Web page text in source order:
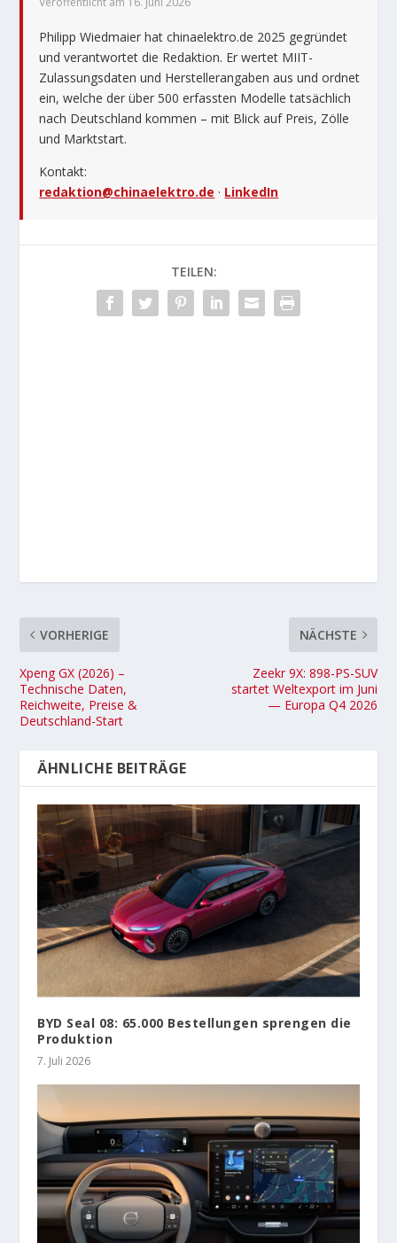
Philipp Wiedmaier hat chinaelektro.de 2025 gegründet
und verantwortet die Redaktion. Er wertet MIIT-
Zulassungsdaten und Herstellerangaben aus und ordnet
ein, welche der über 500 erfassten Modelle tatsächlich
nach Deutschland kommen – mit Blick auf Preis, Zölle
und Marktstart.
Kontakt:
redaktion@chinaelektro.de · LinkedIn
TEILEN:
VORHERIGE
Xpeng GX (2026) –
Technische Daten,
Reichweite, Preise &
Deutschland-Start
NÄCHSTE
Zeekr 9X: 898-PS-SUV
startet Weltexport im Juni
— Europa Q4 2026
ÄHNLICHE BEITRÄGE
BYD Seal 08: 65.000 Bestellungen sprengen die
Produktion
7. Juli 2026